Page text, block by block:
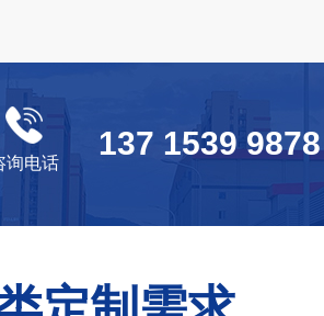
询电话
137 1539 9878